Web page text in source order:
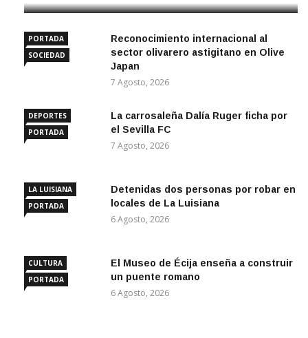
PORTADA
SOCIEDAD
Reconocimiento internacional al
sector olivarero astigitano en Olive
Japan
7 Agosto, 2026
DEPORTES
PORTADA
La carrosaleña Dalía Ruger ficha por
el Sevilla FC
7 Agosto, 2026
LA LUISIANA
PORTADA
Detenidas dos personas por robar en
locales de La Luisiana
6 Agosto, 2026
CULTURA
PORTADA
El Museo de Écija enseña a construir
un puente romano
6 Agosto, 2026